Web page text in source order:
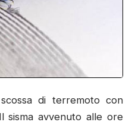
di terremoto con
sisma avvenuto alle ore